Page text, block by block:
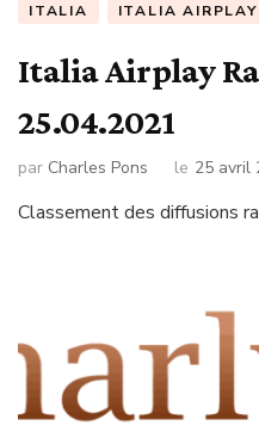
ITALIA ITALIA AIRPLAY
Italia Airplay
25.04.2021
par Charles Pons le 25 avril
Classement des diffusions